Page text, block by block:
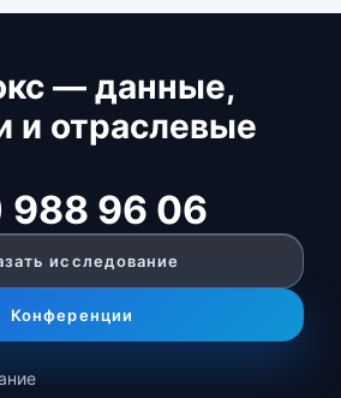
— данные,
и отраслевые
988 96 06
исследование
Конференции